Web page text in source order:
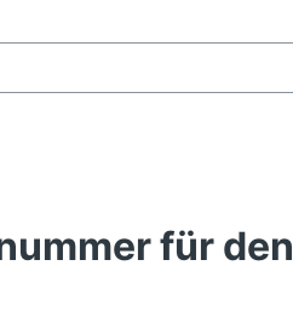
für den